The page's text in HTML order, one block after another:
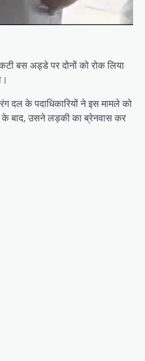
बस अड्डे पर दोनों को रोक लिया
दल के पदाधिकारियों ने इस मामले को
बाद, उसने लड़की का ब्रेनवास कर